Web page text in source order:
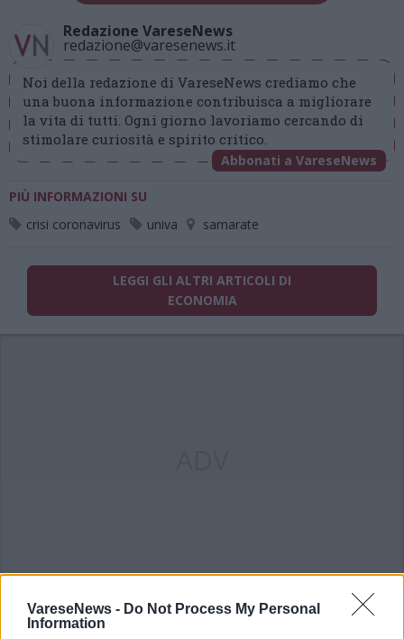
VareseNews - Do Not Process My Personal
Information
Redazione VareseNews
redazione@varesenews.it
Noi della redazione di VareseNews crediamo che
una buona informazione contribuisca a migliorare
la vita di tutti. Ogni giorno lavoriamo cercando di
stimolare curiosità e spirito critico.
Abbonati a VareseNews
PIÙ INFORMAZIONI SU
crisi coronavirus
univa samarate
LEGGI GLI ALTRI ARTICOLI DI
ECONOMIA